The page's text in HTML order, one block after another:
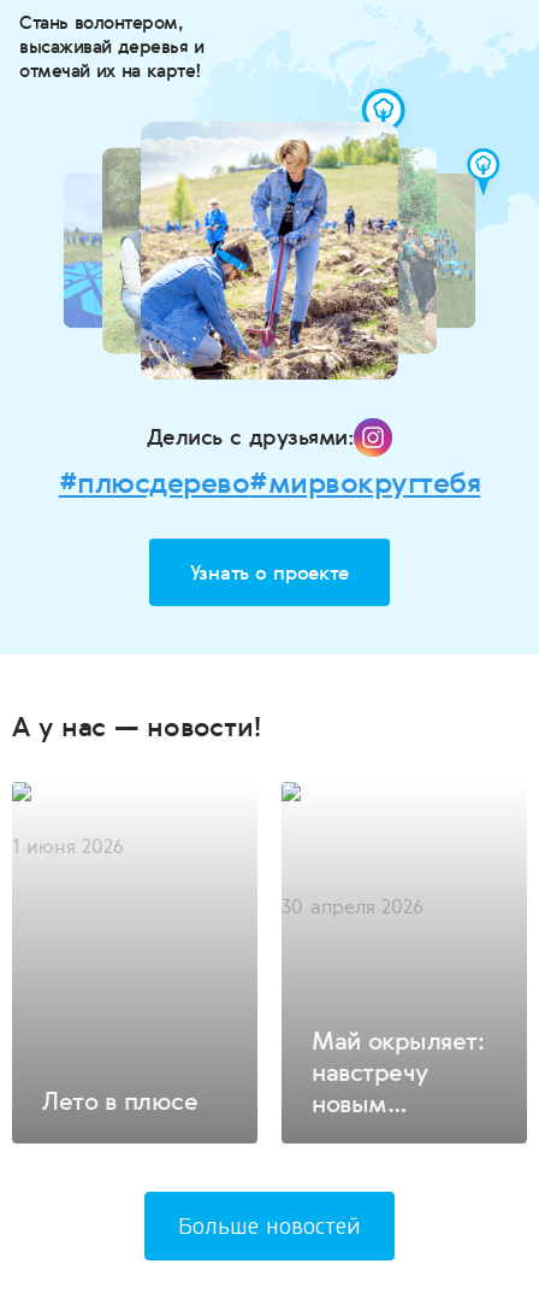
Стань волонтером,
высаживай деревья и
отмечай их на карте!
Делись с друзьями:
#плюсдерево#мирвокругтебя
Узнать о проекте
А у нас — новости!
Лето в плюсе
1 июня 2026
Май окрыляет:
навстречу
новым
сверхскорости!
30 апреля 2026
Больше новостей